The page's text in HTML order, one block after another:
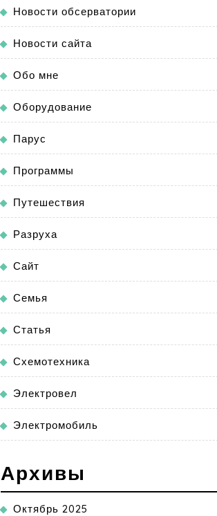
Новости обсерватории
Новости сайта
Обо мне
Оборудование
Парус
Программы
Путешествия
Разруха
Сайт
Семья
Статья
Схемотехника
Электровел
Электромобиль
Архивы
Октябрь 2025